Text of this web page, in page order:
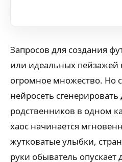
Запросов для создания
или идеальных пейзажей
огромное множество. Но
нейросеть
родственников в одном
хаос начинается
жутковатые улыбки,
руки обыватель опускает